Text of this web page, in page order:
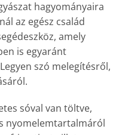
hagyományaira
az egész család
amely
is egyaránt
szó melegítésről,
sóval van töltve,
nyomelemtartalmáról